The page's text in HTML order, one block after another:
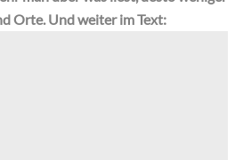
Orte. Und weiter im Text: